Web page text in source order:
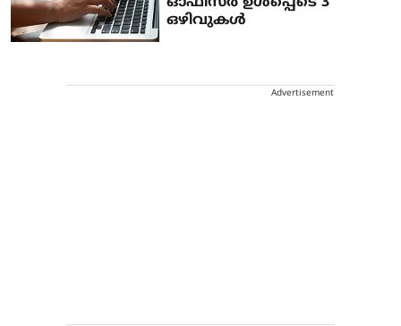
ഒഴിവുകൾ
Advertisement